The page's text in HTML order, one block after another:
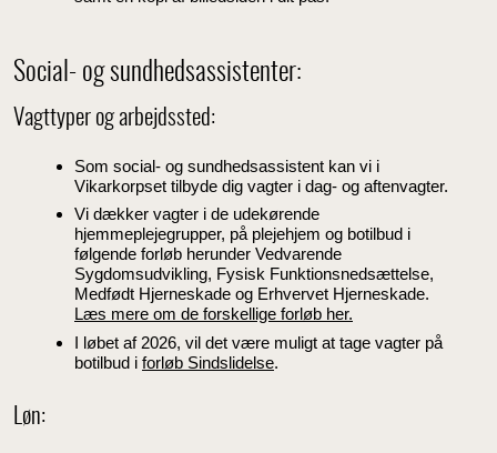
Social- og sundhedsassistenter:
Vagttyper og arbejdssted:
Som social- og sundhedsassistent kan vi i
Vikarkorpset tilbyde dig vagter i dag- og aftenvagter.
Vi dækker vagter i de udekørende
hjemmeplejegrupper, på plejehjem og botilbud i
følgende forløb herunder Vedvarende
Sygdomsudvikling, Fysisk Funktionsnedsættelse,
Medfødt Hjerneskade og Erhvervet Hjerneskade.
Læs mere om de forskellige forløb her.
I løbet af 2026, vil det være muligt at tage vagter på
botilbud i forløb Sindslidelse.
Løn: